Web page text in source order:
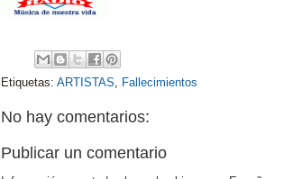
Etiquetas: ARTISTAS, Fallecimientos
No hay comentarios:
Publicar un comentario